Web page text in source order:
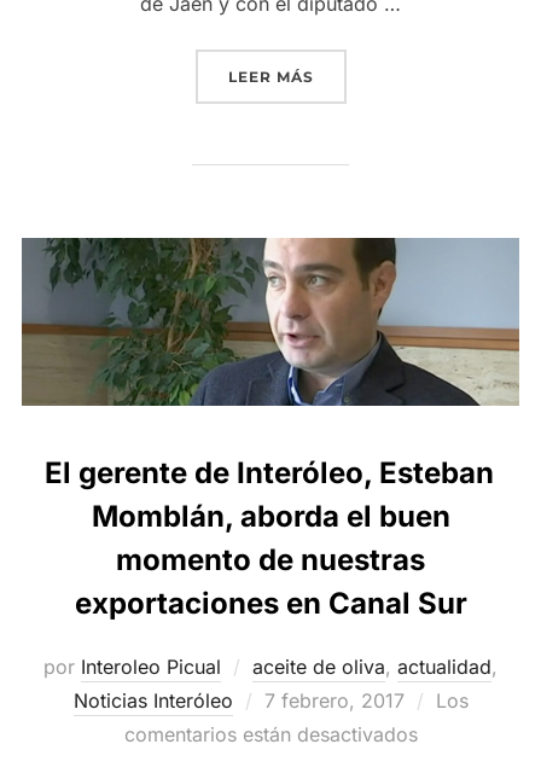
LEER MÁS«COLABORAMOS CON LA
El gerente de Interóleo, Esteban
Momblán, aborda el buen
momento de nuestras
exportaciones en Canal Sur
por Interoleo Picual aceite de oliva, actualidad,
Noticias Interóleo
Publicado
el
7 febrero, 2017
Los
comentarios están desactivados